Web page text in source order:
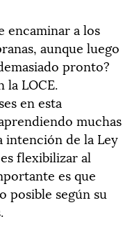
encaminar a los
aunque luego
pronto?
LOCE.
en esta
muchas
intención de la Ley
flexibilizar al
es que
posible según su